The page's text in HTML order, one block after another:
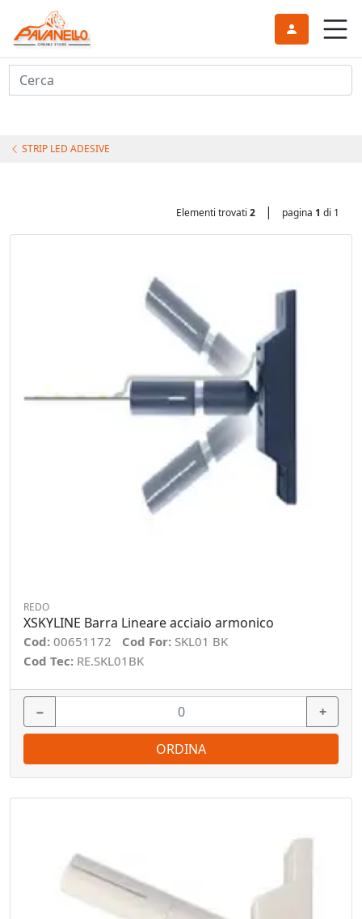
Cerca
STRIP LED ADESIVE
Elementi trovati 2 | pagina 1 di 1
REDO
XSKYLINE Barra Lineare acciaio armonico
Cod: 00651172 Cod For: SKL01 BK
Cod Tec: RE.SKL01BK
− +
ORDINA